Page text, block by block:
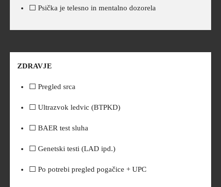
⬜ Psička je telesno in mentalno dozorela
ZDRAVJE
⬜ Pregled srca
⬜ Ultrazvok ledvic (BTPKD)
⬜ BAER test sluha
⬜ Genetski testi (LAD ipd.)
⬜ Po potrebi pregled pogačice + UPC